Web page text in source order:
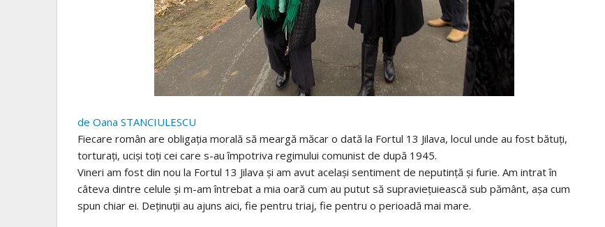
de Oana STANCIULESCU
Fiecare român are obligația morală să meargă măcar o dată la Fortul 13 Jilava, locul unde au fost bătuți,
torturați, uciși toți cei care s-au împotriva regimului comunist de după 1945.
Vineri am fost din nou la Fortul 13 Jilava și am avut același sentiment de neputință și furie. Am intrat în
câteva dintre celule și m-am întrebat a mia oară cum au putut să supraviețuiească sub pământ, așa cum
spun chiar ei. Deținuții au ajuns aici, fie pentru triaj, fie pentru o perioadă mai mare.